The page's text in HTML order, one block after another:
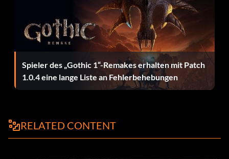
Belohnung: 20 Punkte
Zielsetzung: Schließe die Shanghai-Mission in der
Kampagne ab.
Der Sturz eines Titanen
Zielsetzung: Schließen Sie die Mission "Südchinesisches
Spieler des „Gothic 1“-Remakes erhalten mit Patch
1.0.4 eine lange Liste an Fehlerbehebungen
RELATED CONTENT